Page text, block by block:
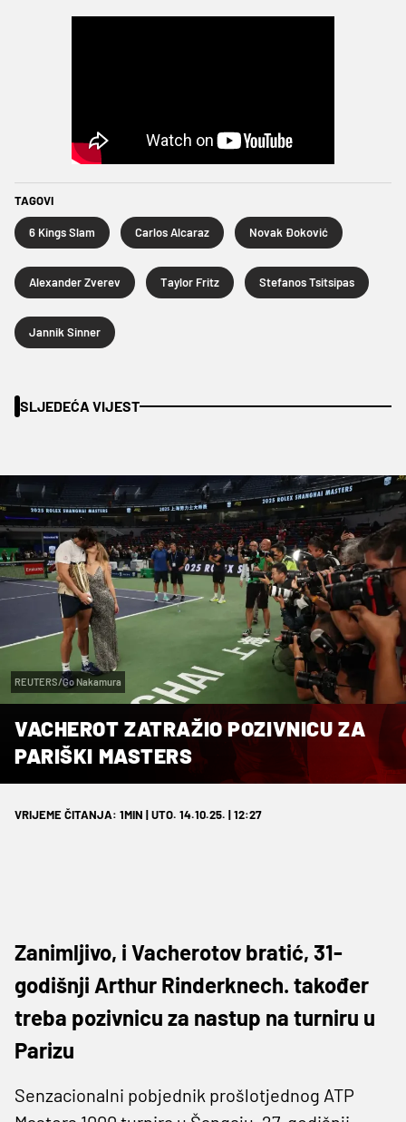
TAGOVI
6 Kings Slam Carlos Alcaraz Novak Đoković
Alexander Zverev Taylor Fritz Stefanos Tsitsipas
Jannik Sinner
SLJEDEĆA VIJEST
REUTERS/Go Nakamura
VACHEROT ZATRAŽIO POZIVNICU ZA
PARIŠKI MASTERS
VRIJEME ČITANJA: 1MIN | UTO. 14.10.25. | 12:27
Zanimljivo, i Vacherotov bratić, 31-
godišnji Arthur Rinderknech. također
treba pozivnicu za nastup na turniru u
Parizu
Senzacionalni pobjednik prošlotjednog ATP